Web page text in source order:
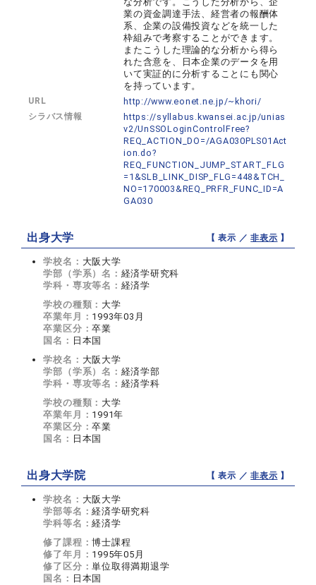
業の資金調達手法、経営者の報酬体
系、企業の設備投資などを統一した
枠組みで考察することができます。
またこうした理論的な分析から得ら
れた含意を、日本企業のデータを用
いて実証的に分析することにも関心
を持っています。
URL http://www.eonet.ne.jp/~khori/
シラバス情報
https://syllabus.kwansei.ac.jp/unias
v2/UnSSOLoginControlFree?
REQ_ACTION_DO=/AGA030PLS01Act
ion.do?
REQ_FUNCTION_JUMP_START_FLG
=1&SLB_LINK_DISP_FLG=448&TCH_
NO=170003&REQ_PRFR_FUNC_ID=A
GA030
出身大学 【 表示 ／非表示 】
学校名： 大阪大学
学部（学系）名： 経済学研究科
学科・専攻等名： 経済学
学校の種類： 大学
卒業年月： 1993年03月
卒業区分：卒業
国名： 日本国
学校名： 大阪大学
学部（学系）名： 経済学部
学科・専攻等名： 経済学科
学校の種類： 大学
卒業年月： 1991年
卒業区分：卒業
国名： 日本国
出身大学院 【 表示 ／非表示 】
学校名： 大阪大学
学部等名：経済学研究科
学科等名：経済学
修了課程：博士課程
修了年月： 1995年05月
修了区分：単位取得満期退学
国名： 日本国